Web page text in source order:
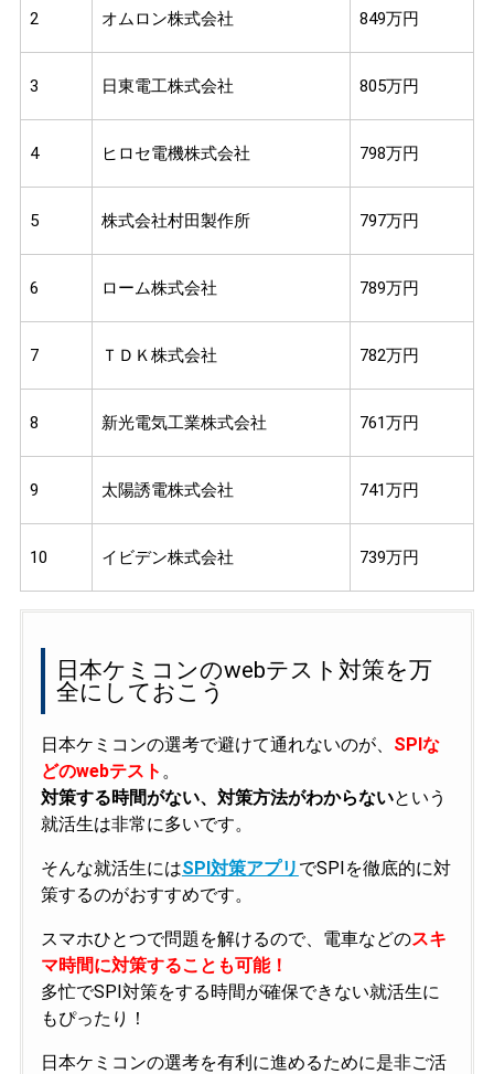
2 オムロン株式会社 849万円
3 日東電工株式会社 805万円
4 ヒロセ電機株式会社 798万円
5 株式会社村田製作所 797万円
6 ローム株式会社 789万円
7 ＴＤＫ株式会社 782万円
8 新光電気工業株式会社 761万円
9 太陽誘電株式会社 741万円
10 イビデン株式会社 739万円
日本ケミコンのwebテスト対策を万
全にしておこう
日本ケミコンの選考で避けて通れないのが、 SPIな
どのwebテスト 。
対策する時間がない、対策方法がわからないという
就活生は非常に多いです。
そんな就活生にはSPI対策アプリ でSPIを徹底的に対
策するのがおすすめです。
スマホひとつで問題を解けるので、電車などのスキ
マ時間に対策することも可能！
多忙でSPI対策をする時間が確保できない就活生に
もぴったり！
日本ケミコンの選考を有利に進めるために是非ご活